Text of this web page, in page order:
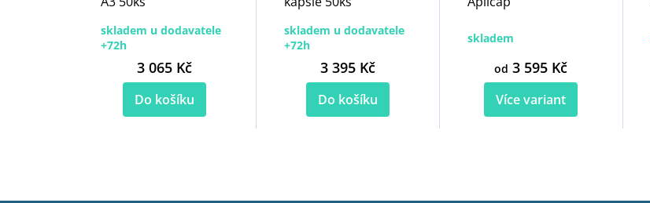
skladem u dodavatele
+72h
3 065 Kč
Do košíku
skladem u dodavatele
+72h
3 395 Kč
Do košíku
skladem
od 3 595 Kč
Více variant